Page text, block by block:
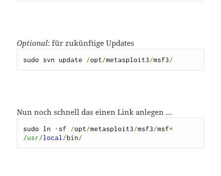
Optional: für zukünftige Updates
sudo svn update /opt/metasploit3/msf3/
Nun noch schnell das einen Link anlegen …
sudo ln -sf /opt/metasploit3/msf3/msf*
/usr/local/bin/